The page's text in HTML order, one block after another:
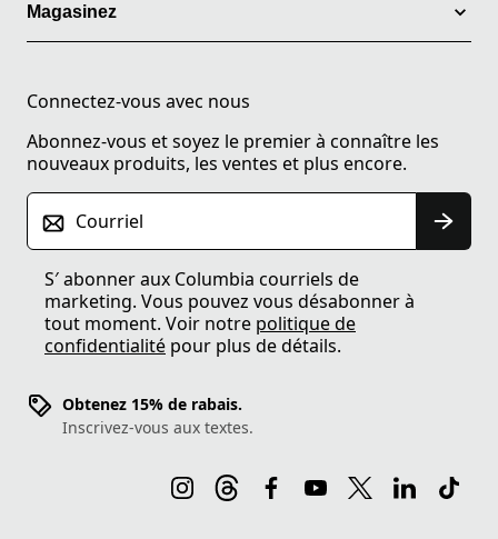
Magasinez
Connectez-vous avec nous
Abonnez-vous et soyez le premier à connaître les
nouveaux produits, les ventes et plus encore.
Courriel
S′ abonner aux Columbia courriels de
marketing. Vous pouvez vous désabonner à
tout moment. Voir notre politique de
confidentialité pour plus de détails.
Obtenez 15% de rabais.
Inscrivez-vous aux textes.